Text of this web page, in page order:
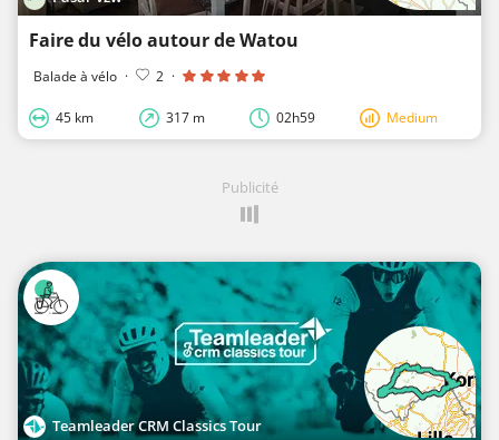
Faire du vélo autour de Watou
Balade à vélo · 2 ·
45 km 317 m 02h59 Medium
Publicité
Teamleader CRM Classics Tour